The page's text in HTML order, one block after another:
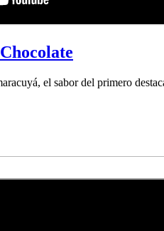
el sabor del primero